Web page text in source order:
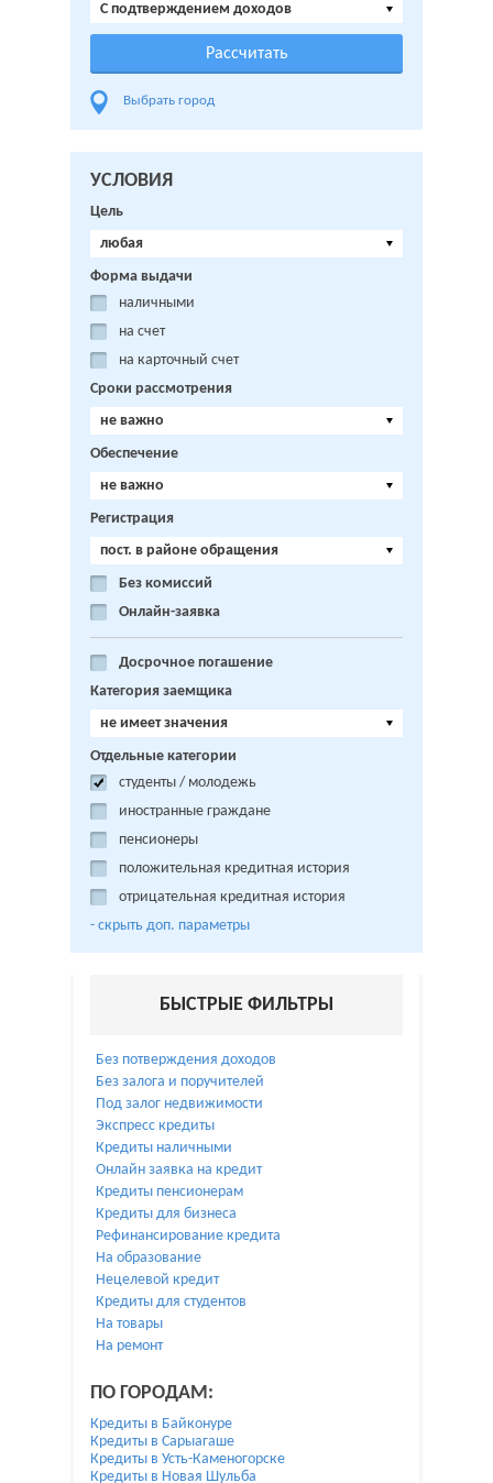
C подтверждением доходов
Выбрать город
УСЛОВИЯ
Цель
любая
Форма выдачи
наличными
на счет
на карточный счет
Сроки рассмотрения
не важно
Обеспечение
не важно
Регистрация
пост. в районе обращения
Без комиссий
Онлайн-заявка
Досрочное погашение
Категория заемщика
не имеет значения
Отдельные категории
студенты / молодежь
иностранные граждане
пенсионеры
положительная кредитная история
отрицательная кредитная история
- cкрыть доп. параметры
БЫСТРЫЕ ФИЛЬТРЫ
Без потверждения доходов
Без залога и поручителей
Под залог недвижимости
Экспресс кредиты
Кредиты наличными
Онлайн заявка на кредит
Кредиты пенсионерам
Кредиты для бизнеса
Рефинансирование кредита
На образование
Нецелевой кредит
Кредиты для студентов
На товары
На ремонт
ПО ГОРОДАМ:
Кредиты в Байконуре
Кредиты в Сарыагаше
Кредиты в Усть-Каменогорске
Кредиты в Новая Шульба